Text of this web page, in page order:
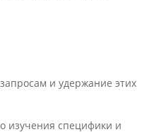
и удержание этих
изучения специфики и